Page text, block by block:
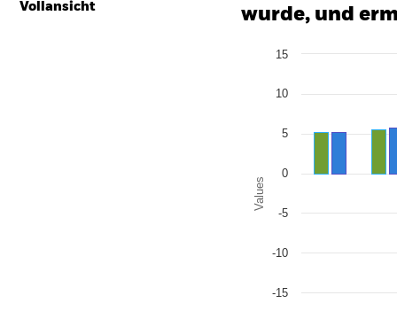
Vollansicht
wurde, und
Bar chart with 2 data
The chart has 1 Y axis
Values
-15
-10
-5
0
5
10
15